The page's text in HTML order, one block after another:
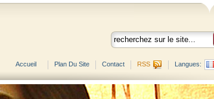
Langues:
RSS
Contact
Plan Du Site
Accueil